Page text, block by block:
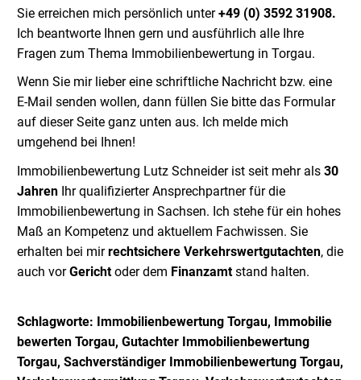
Sie erreichen mich persönlich unter+49 (0) 3592 31908.
Ich beantworte Ihnen gern und ausführlich alle Ihre
Fragen zum Thema Immobilienbewertung in Torgau.
Wenn Sie mir lieber eine schriftliche Nachricht bzw. eine
E-Mail senden wollen, dann füllen Sie bitte das Formular
auf dieser Seite ganz unten aus. Ich melde mich
umgehend bei Ihnen!
Immobilienbewertung Lutz Schneider ist seit mehr als 30
Jahren Ihr qualifizierter Ansprechpartner für die
Immobilienbewertung in Sachsen. Ich stehe für ein hohes
Maß an Kompetenz und aktuellem Fachwissen. Sie
erhalten bei mirrechtsichere Verkehrswertgutachten, die
auch vorGerichtoder dem Finanzamtstand halten.
Schlagworte: Immobilienbewertung Torgau, Immobilie
bewerten Torgau, Gutachter Immobilienbewertung
Torgau, Sachverständiger Immobilienbewertung Torgau,